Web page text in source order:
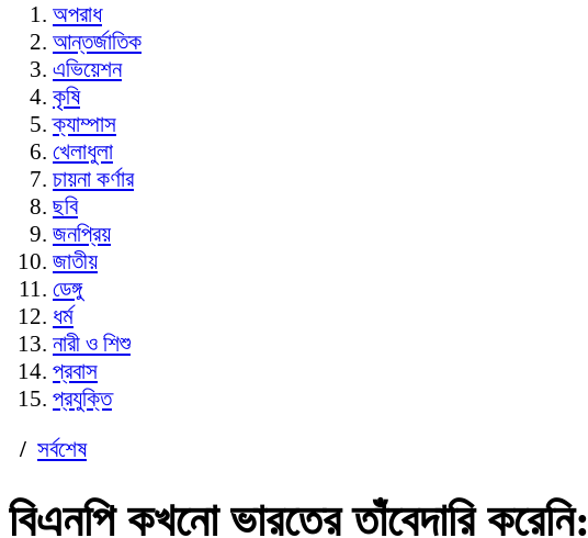
অপরাধ
আন্তর্জাতিক
এভিয়েশন
কৃষি
ক্যাম্পাস
খেলাধুলা
চায়না কর্ণার
ছবি
জনপ্রিয়
জাতীয়
ডেঙ্গু
ধর্ম
নারী ও শিশু
প্রবাস
প্রযুক্তি
/ সর্বশেষ
বিএনপি কখনো ভারতের তাঁবেদারি করেনি: